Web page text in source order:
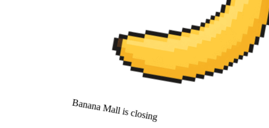
Banana Mall is closing